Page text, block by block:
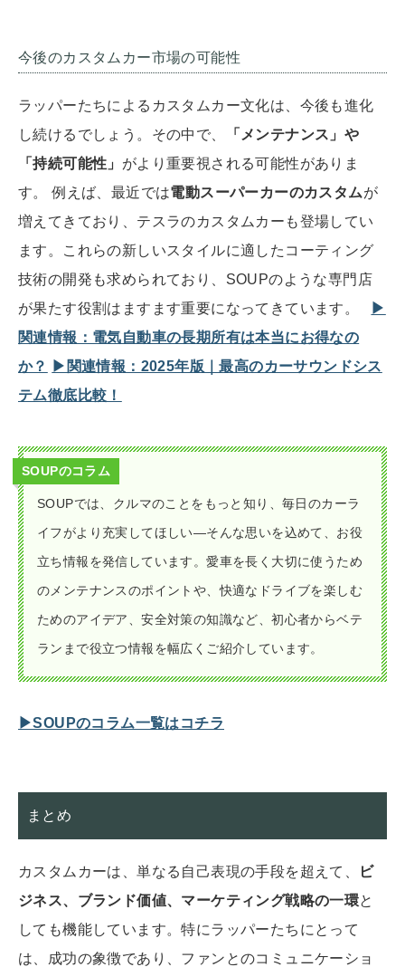
今後のカスタムカー市場の可能性
ラッパーたちによるカスタムカー文化は、今後も進化
し続けるでしょう。その中で、
「メンテナンス」や
「持続可能性」 がより重要視される可能性がありま
す。 例えば、最近では電動スーパーカーのカスタムが
増えてきており、テスラのカスタムカーも登場してい
ます。これらの新しいスタイルに適したコーティング
技術の開発も求められており、SOUPのような専門店
が果たす役割はますます重要になってきています。
▶︎
関連情報：電気自動車の長期所有は本当にお得なの
か？
▶︎関連情報：2025年版｜最高のカーサウンドシス
テム徹底比較！
SOUPのコラム
SOUPでは、クルマのことをもっと知り、毎日のカーラ
イフがより充実してほしい—そんな思いを込めて、お役
立ち情報を発信しています。愛車を長く大切に使うため
のメンテナンスのポイントや、快適なドライブを楽しむ
ためのアイデア、安全対策の知識など、初心者からベテ
ランまで役立つ情報を幅広くご紹介しています。
▶︎SOUPのコラム一覧はコチラ
まとめ
カスタムカーは、単なる自己表現の手段を超えて、
ビ
ジネス、ブランド価値、マーケティング戦略の一環と
しても機能しています。特にラッパーたちにとって
は、成功の象徴であり、ファンとのコミュニケーショ